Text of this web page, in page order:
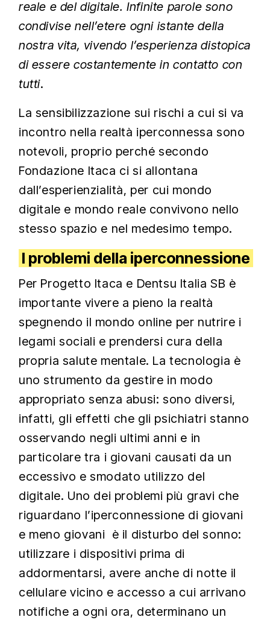
reale e del digitale. Infinite parole sono
condivise nell’etere ogni istante della
nostra vita, vivendo l’esperienza distopica
di essere costantemente in contatto con
tutti.
La sensibilizzazione sui rischi a cui si va
incontro nella realtà iperconnessa sono
notevoli, proprio perché secondo
Fondazione Itaca ci si allontana
dall’esperienzialità, per cui mondo
digitale e mondo reale convivono nello
stesso spazio e nel medesimo tempo.
I problemi della iperconnessione
Per Progetto Itaca e Dentsu Italia SB è
importante vivere a pieno la realtà
spegnendo il mondo online per nutrire i
legami sociali e prendersi cura della
propria salute mentale. La tecnologia è
uno strumento da gestire in modo
appropriato senza abusi: sono diversi,
infatti, gli effetti che gli psichiatri stanno
osservando negli ultimi anni e in
particolare tra i giovani causati da un
eccessivo e smodato utilizzo del
digitale. Uno dei problemi più gravi che
riguardano l’iperconnessione di giovani
e meno giovani è il disturbo del sonno:
utilizzare i dispositivi prima di
addormentarsi, avere anche di notte il
cellulare vicino e accesso a cui arrivano
notifiche a ogni ora, determinano un